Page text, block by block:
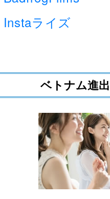
Instaライズ
ベトナム進